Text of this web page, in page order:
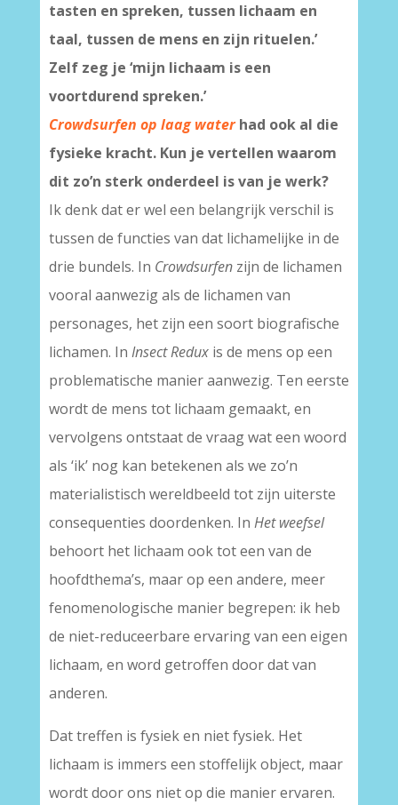
tasten en spreken, tussen lichaam en
taal, tussen de mens en zijn rituelen.’
Zelf zeg je ‘mijn lichaam is een
voortdurend spreken.’
Crowdsurfen op laag waterhad ook al die
fysieke kracht. Kun je vertellen waarom
dit zo’n sterk onderdeel is van je werk?
Ik denk dat er wel een belangrijk verschil is
tussen de functies van dat lichamelijke in de
drie bundels. In Crowdsurfenzijn de lichamen
vooral aanwezig als de lichamen van
personages, het zijn een soort biografische
lichamen. In Insect Reduxis de mens op een
problematische manier aanwezig. Ten eerste
wordt de mens tot lichaam gemaakt, en
vervolgens ontstaat de vraag wat een woord
als ‘ik’ nog kan betekenen als we zo’n
materialistisch wereldbeeld tot zijn uiterste
consequenties doordenken. In Het weefsel
behoort het lichaam ook tot een van de
hoofdthema’s, maar op een andere, meer
fenomenologische manier begrepen: ik heb
de niet-reduceerbare ervaring van een eigen
lichaam, en word getroffen door dat van
anderen.
Dat treffen is fysiek en niet fysiek. Het
lichaam is immers een stoffelijk object, maar
wordt door ons niet op die manier ervaren.